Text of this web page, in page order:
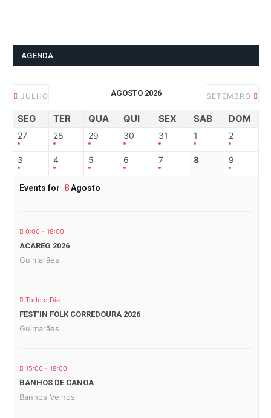
AGENDA
JULHO AGOSTO 2026 SETEMBRO
SEG TER QUA QUI SEX SAB DOM
27 28 29 30 31 1 2
3 4 5 6 7 8 9
Events for 8Agosto
0:00 - 18:00
ACAREG 2026
Guimarães
Todo o Dia
FEST’IN FOLK CORREDOURA 2026
Guimarães
15:00 - 18:00
BANHOS DE CANOA
Banhos Velhos